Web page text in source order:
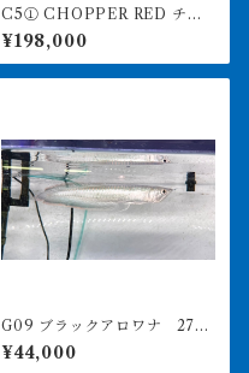
C5① CHOPPER RED チョ
ッパーレッド 12㎝前後 BILL
Y-KENオリジナル アジアア
ロワナ 紅龍ショート 260-
¥198,000
G09 ブラックアロワナ 27㎝
前後 人工飼料食べます
¥44,000